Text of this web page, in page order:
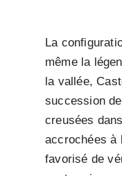
La
même la
la vallée,
succession
creusées
accrochées à
favorisé de